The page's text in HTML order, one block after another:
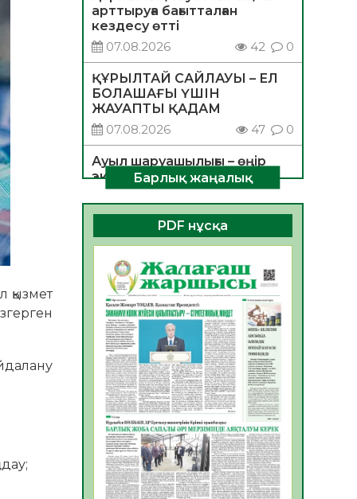
қызмет
арттыруға бағытталған
кездесу өтті
07.08.2026
42 0
ҚҰРЫЛТАЙ САЙЛАУЫ – ЕЛ
БОЛАШАҒЫ ҮШІН
ЖАУАПТЫ ҚАДАМ
07.08.2026
47 0
Ауыл шаруашылығы – өңір
экономикасының негізгі
тірегі
06.08.2026
54 0
ҚОҒАМДЫҚ БЕЛСЕНДІЛІК –
ЕЛ ДАМУЫНЫҢ НЕГІЗІ
06.08.2026
52
ҚҰРЫЛТАЙ САЙЛАУЫ –
БОЛАШАҚҚА БАСТАР
ЖАУАПТЫ ТАҢДАУ
06.08.2026
54
Инфекциялық ауруларға
қарсы иммундау
жұмыстарының тиімділігі
06.08.2026
56
Көкжөтел ауруы туралы
Барлық жаңалық
PDF нұсқа